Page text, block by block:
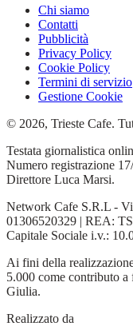
Chi siamo
Contatti
Pubblicità
Privacy Policy
Cookie Policy
Termini di servizio
Gestione Cookie
© 2026, Trieste Cafe.
Testata giornalistica
Numero registrazione
Direttore Luca Marsi.
Network Cafe S.R.L -
01306520329 | REA:
Capitale Sociale i.v.:
Ai fini della
5.000 come contributo
Giulia.
Realizzato da